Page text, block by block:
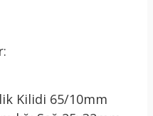
Kilidi 65/10mm